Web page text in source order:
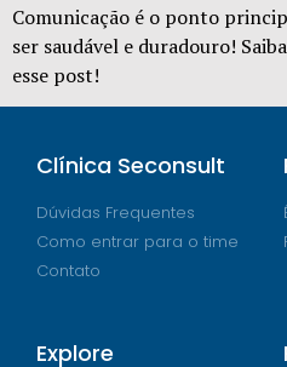
Comunicação é o ponto
ser saudável e duradouro!
esse post!
Clínica Seconsult
Dúvidas Frequentes
Como entrar para o time
Contato
Explore